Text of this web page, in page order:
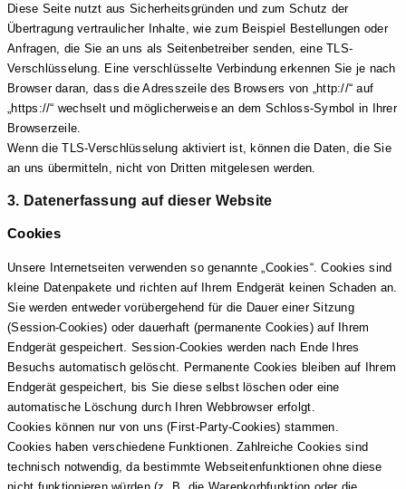
Diese Seite nutzt aus Sicherheitsgründen und zum Schutz der
Übertragung vertraulicher Inhalte, wie zum Beispiel Bestellungen oder
Anfragen, die Sie an uns als Seitenbetreiber senden, eine TLS-
Verschlüsselung. Eine verschlüsselte Verbindung erkennen Sie je nach
Browser daran, dass die Adresszeile des Browsers von „http://“ auf
„https://“ wechselt und möglicherweise an dem Schloss-Symbol in Ihrer
Browserzeile.
Wenn die TLS-Verschlüsselung aktiviert ist, können die Daten, die Sie
an uns übermitteln, nicht von Dritten mitgelesen werden.
3. Datenerfassung auf dieser Website
Cookies
Unsere Internetseiten verwenden so genannte „Cookies“. Cookies sind
kleine Datenpakete und richten auf Ihrem Endgerät keinen Schaden an.
Sie werden entweder vorübergehend für die Dauer einer Sitzung
(Session-Cookies) oder dauerhaft (permanente Cookies) auf Ihrem
Endgerät gespeichert. Session-Cookies werden nach Ende Ihres
Besuchs automatisch gelöscht. Permanente Cookies bleiben auf Ihrem
Endgerät gespeichert, bis Sie diese selbst löschen oder eine
automatische Löschung durch Ihren Webbrowser erfolgt.
Cookies können nur von uns (First-Party-Cookies) stammen.
Cookies haben verschiedene Funktionen. Zahlreiche Cookies sind
technisch notwendig, da bestimmte Webseitenfunktionen ohne diese